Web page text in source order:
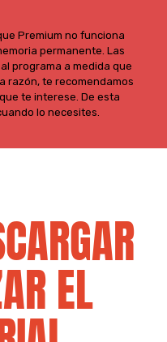
Premium no funciona
permanente. Las
programa a medida que
razón, te recomendamos
te interese. De esta
lo necesites.
EL